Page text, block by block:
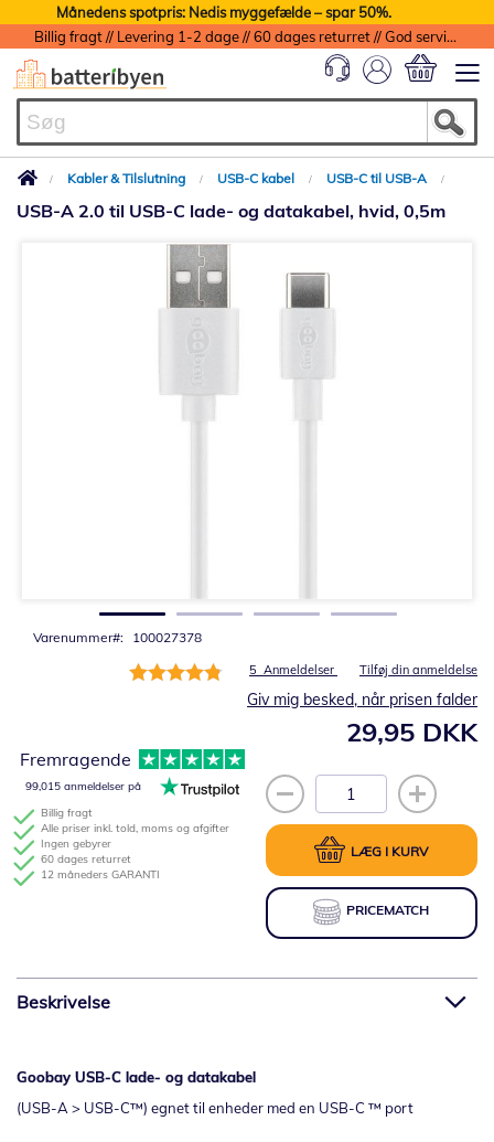
Månedens spotpris: Nedis myggefælde – spar 50%.
Billig fragt // Levering 1-2 dage // 60 dages returret // God service med garanti
Kabler & Tilslutning USB-C kabel USB-C til USB-A
USB-A 2.0 til USB-C lade- og datakabel, hvid, 0,5m
Varenummer 100027378
Bedømmelse:
5 Anmeldelser Tilføj din anmeldelse
29,95 DKK
Giv mig besked, når prisen falder
LÆG I KURV
PRICEMATCH
Billig fragt
Alle priser inkl. told, moms og afgifter
Ingen gebyrer
60 dages returret
12 måneders GARANTI
Fremragende
99,015 anmeldelser på
billedgalleriet
Beskrivelse
Goobay USB-C lade- og datakabel
(USB-A > USB-C™) egnet til enheder med en USB-C ™ port